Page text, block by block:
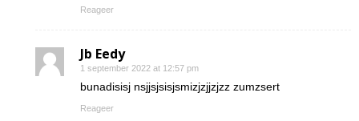
Reageer
Jb Eedy
1 september 2022 at 12:57 pm
bunadisisj nsjjsjsisjsmizjzjjzjzz zumzsert
Reageer